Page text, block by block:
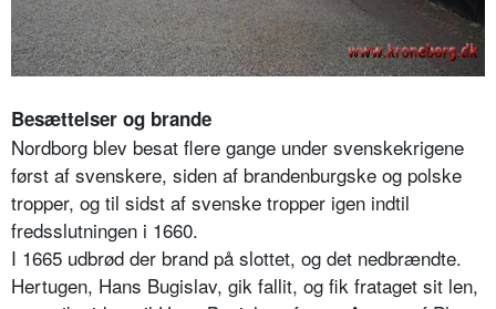
Besættelser og brande
Nordborg blev besat flere gange under svenskekrigene
først af svenskere, siden af brandenburgske og polske
tropper, og til sidst af svenske tropper igen indtil
fredsslutningen i 1660.
I 1665 udbrød der brand på slottet, og det nedbrændte.
Hertugen, Hans Bugislav, gik fallit, og fik frataget sit len,